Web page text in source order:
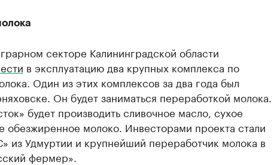
секторе Калининградской области
в эксплуатацию два крупных комплекса по
Один из этих комплексов за два года был
Он будет заниматься переработкой молока.
будет производить сливочное масло, сухое
обезжиренное молоко. Инвесторами проекта стали
из Удмуртии и крупнейший переработчик молока в
фермер».